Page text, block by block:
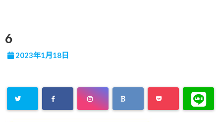
6
2023年1月18日